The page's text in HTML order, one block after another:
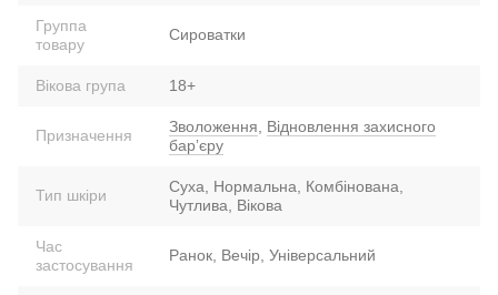
Группа
товару
Сироватки
Вікова група 18+
Призначення Зволоження
Відновлення захисного
барʼєру
Тип шкіри
Суха, Нормальна, Комбінована,
Чутлива, Вікова
Час
застосування
Ранок, Вечір, Універсальний